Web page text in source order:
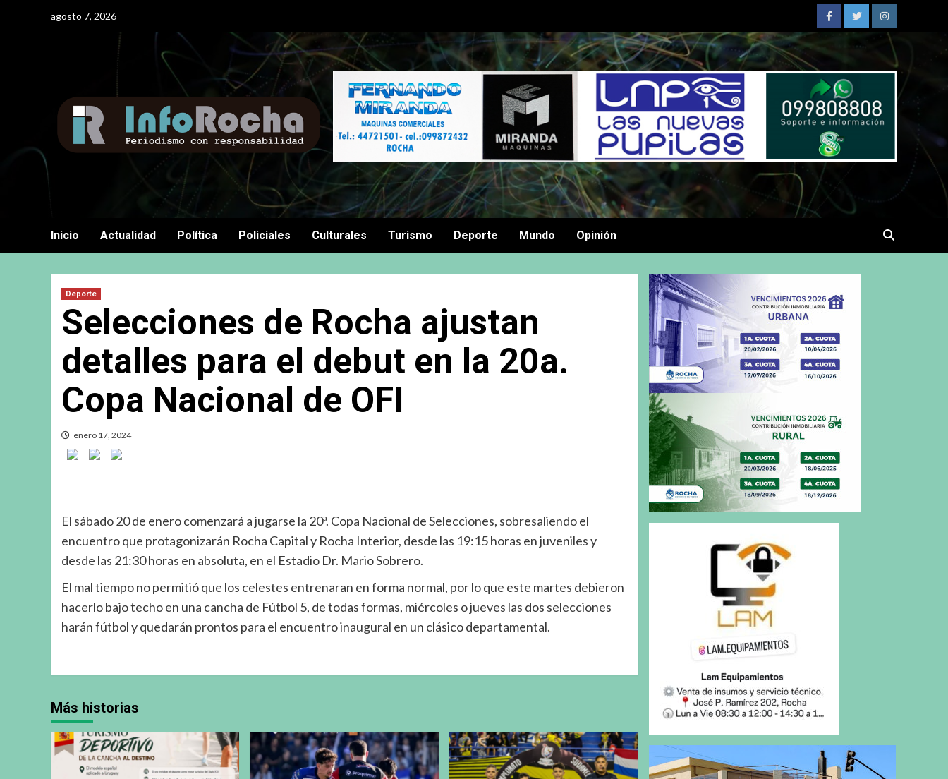
agosto 7, 2026
FacebookTwitterInstagram
Inicio Actualidad Política Policiales Culturales Turismo Deporte Mundo Opinión
Deporte
Selecciones de Rocha ajustan
detalles para el debut en la 20a.
Copa Nacional de OFI
enero 17, 2024
El sábado 20 de enero comenzará a jugarse la 20ª. Copa Nacional de Selecciones, sobresaliendo el
encuentro que protagonizarán Rocha Capital y Rocha Interior, desde las 19:15 horas en juveniles y
desde las 21:30 horas en absoluta, en el Estadio Dr. Mario Sobrero.
El mal tiempo no permitió que los celestes entrenaran en forma normal, por lo que este martes debieron
hacerlo bajo techo en una cancha de Fútbol 5, de todas formas, miércoles o jueves las dos selecciones
harán fútbol y quedarán prontos para el encuentro inaugural en un clásico departamental.
Más historias